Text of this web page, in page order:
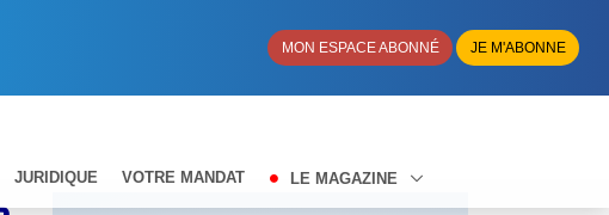
MON ESPACE ABONNÉ JE M'ABONNE
JURIDIQUE VOTRE MANDAT LE MAGAZINE